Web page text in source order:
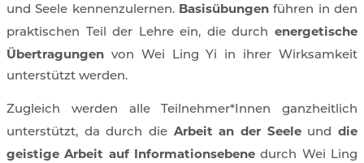
und Seele kennenzulernen. Basisübungen führen in den
praktischen Teil der Lehre ein, die durch
energetische
Übertragungen von Wei Ling Yi in ihrer Wirksamkeit
unterstützt werden.
Zugleich werden alle Teilnehmer*Innen ganzheitlich
unterstützt, da durch die Arbeit an der Seeleunddie
geistige Arbeit auf Informationsebene durch Wei Ling